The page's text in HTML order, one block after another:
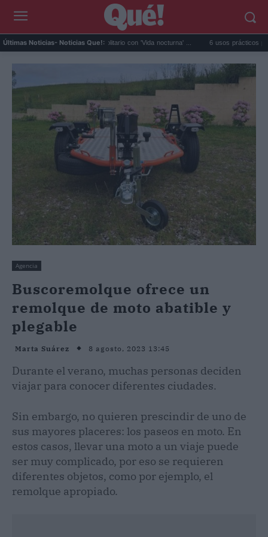
Últimas Noticias- Noticias Que!:
Fido da el salto en solitario con 'Vida nocturna' ... 6 usos prácticos para
Agencia
Buscoremolque ofrece un
remolque de moto abatible y
plegable
Marta Suárez 8 agosto, 2023 13:45
Durante el verano, muchas personas deciden
viajar para conocer diferentes ciudades.
Sin embargo, no quieren prescindir de uno de
sus mayores placeres: los paseos en moto. En
estos casos, llevar una moto a un viaje puede
ser muy complicado, por eso se requieren
diferentes objetos, como por ejemplo, el
remolque apropiado.